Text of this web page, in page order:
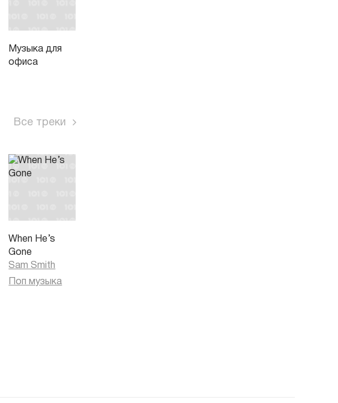
Музыка для
офиса
Все треки
When He’s
Gone
Sam Smith
Поп музыка